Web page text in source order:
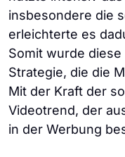
insbesondere die
erleichterte es
Somit wurde
Strategie, die die
Mit der Kraft der
Videotrend, der
in der Werbung